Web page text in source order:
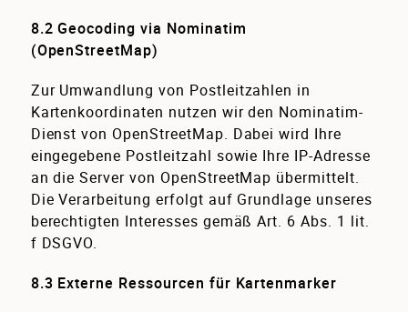
8.2 Geocoding via Nominatim
(OpenStreetMap)
Zur Umwandlung von Postleitzahlen in
Kartenkoordinaten nutzen wir den Nominatim-
Dienst von OpenStreetMap. Dabei wird Ihre
eingegebene Postleitzahl sowie Ihre IP-Adresse
an die Server von OpenStreetMap übermittelt.
Die Verarbeitung erfolgt auf Grundlage unseres
berechtigten Interesses gemäß Art. 6 Abs. 1 lit.
f DSGVO.
8.3 Externe Ressourcen für Kartenmarker